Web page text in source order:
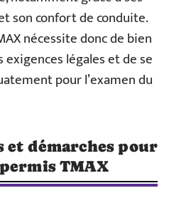
son confort de conduite.
nécessite donc de bien
légales et de se
pour l’examen du
et démarches pour
TMAX